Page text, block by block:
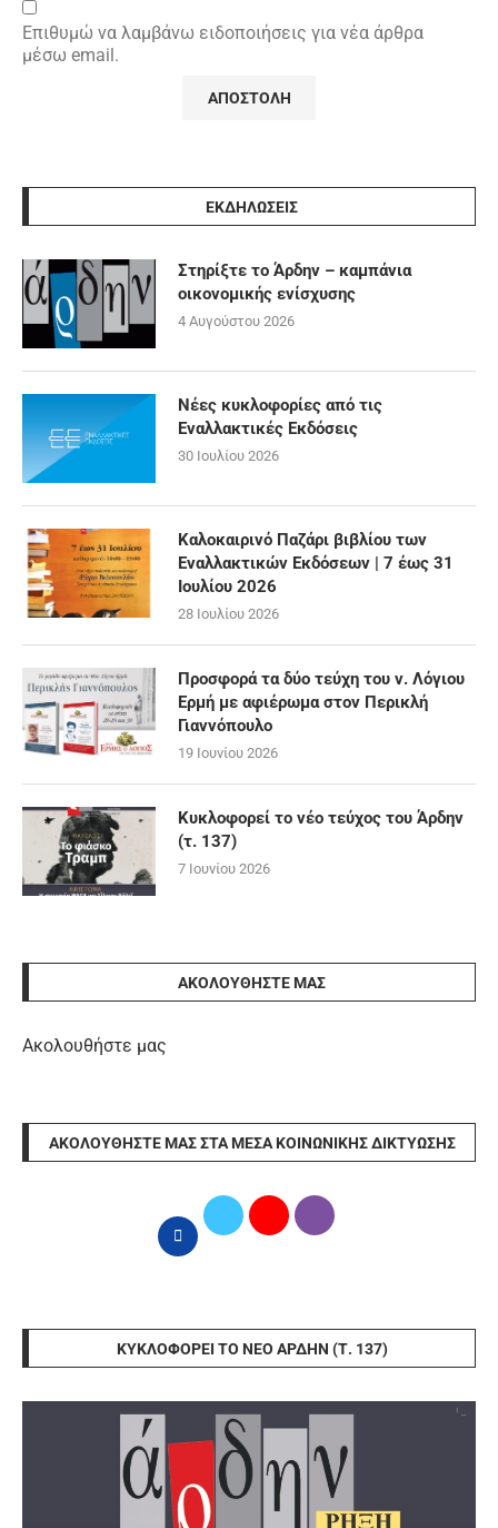
Επιθυμώ να λαμβάνω ειδοποιήσεις για νέα άρθρα
μέσω email.
ΕΚΔΗΛΩΣΕΙΣ
Στηρίξτε το Άρδην – καμπάνια
οικονομικής ενίσχυσης
4 Αυγούστου 2026
Νέες κυκλοφορίες από τις
Εναλλακτικές Εκδόσεις
30 Ιουλίου 2026
Καλοκαιρινό Παζάρι βιβλίου των
Εναλλακτικών Εκδόσεων | 7 έως 31
Ιουλίου 2026
28 Ιουλίου 2026
Προσφορά τα δύο τεύχη του ν. Λόγιου
Ερμή με αφιέρωμα στον Περικλή
Γιαννόπουλο
19 Ιουνίου 2026
Κυκλοφορεί το νέο τεύχος του Άρδην
(τ. 137)
7 Ιουνίου 2026
ΑΚΟΛΟΥΘΉΣΤΕ ΜΑΣ
Ακολουθήστε μας
ΑΚΟΛΟΥΘΉΣΤΕ ΜΑΣ ΣΤΑ ΜΈΣΑ ΚΟΙΝΩΝΙΚΉΣ ΔΙΚΤΎΩΣΗΣ
ΚΥΚΛΟΦΟΡΕΊ ΤΟ ΝΈΟ ΆΡΔΗΝ (Τ. 137)